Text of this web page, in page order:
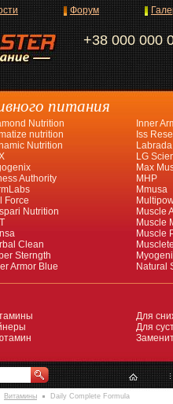
+38 000 000
Форум
питания
Nutrition
nutrition
Nutrition
Authority
Force
Nutrition
Clean
Sterngth
Armor Blue
Inner
Iss
Labrada
LG
Max
MHP
Mmusa
Muscle
Muscle
Muscle
Natural
Для
Для
Витамины Daily Complete Formula